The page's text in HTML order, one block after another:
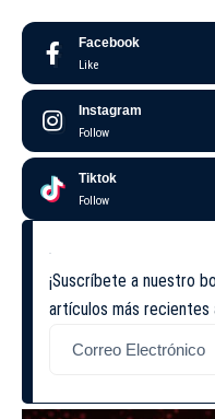
Facebook
Like
Instagram
Follow
Tiktok
Follow
¡Suscríbete a nuestro
artículos más recientes